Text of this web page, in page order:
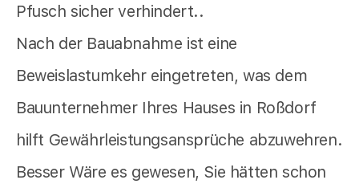
Pfusch sicher verhindert..
Nach der Bauabnahme ist eine
Beweislastumkehr eingetreten, was dem
Bauunternehmer Ihres Hauses in Roßdorf
hilft Gewährleistungsansprüche abzuwehren.
Besser Wäre es gewesen, Sie hätten schon